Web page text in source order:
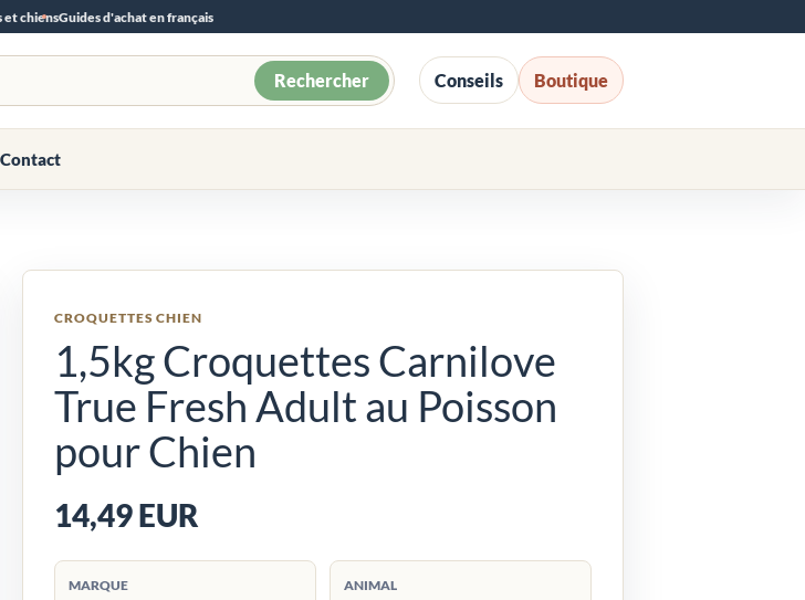
et chiensGuides d'achat en français
Rechercher Conseils Boutique
Contact
CROQUETTES CHIEN
1,5kg Croquettes Carnilove
True Fresh Adult au Poisson
pour Chien
14,49 EUR
MARQUE ANIMAL